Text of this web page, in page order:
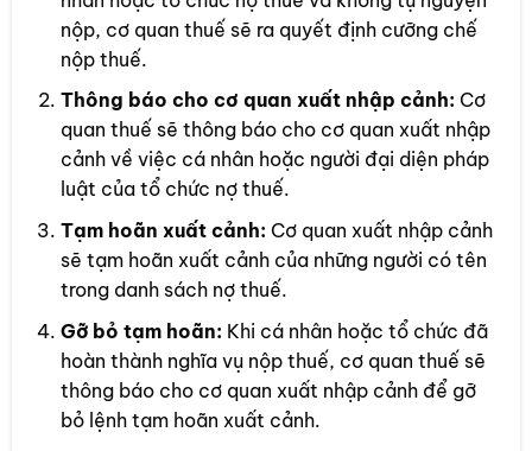
nộp, cơ quan thuế sẽ ra quyết định cưỡng chế
nộp thuế.
Thông báo cho cơ quan xuất nhập cảnh: Cơ
quan thuế sẽ thông báo cho cơ quan xuất nhập
cảnh về việc cá nhân hoặc người đại diện pháp
luật của tổ chức nợ thuế.
Tạm hoãn xuất cảnh: Cơ quan xuất nhập cảnh
sẽ tạm hoãn xuất cảnh của những người có tên
trong danh sách nợ thuế.
Gỡ bỏ tạm hoãn: Khi cá nhân hoặc tổ chức đã
hoàn thành nghĩa vụ nộp thuế, cơ quan thuế sẽ
thông báo cho cơ quan xuất nhập cảnh để gỡ
bỏ lệnh tạm hoãn xuất cảnh.